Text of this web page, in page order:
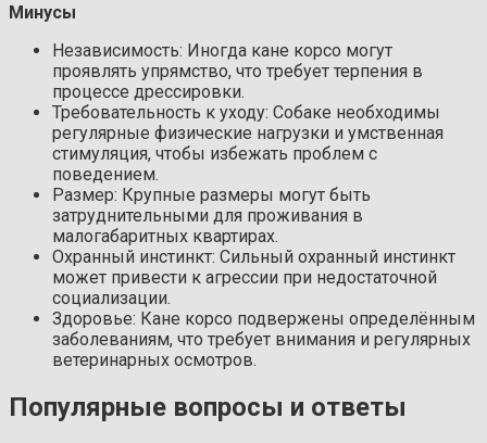
Минусы
Независимость: Иногда кане корсо могут
проявлять упрямство, что требует терпения в
процессе дрессировки.
Требовательность к уходу: Собаке необходимы
регулярные физические нагрузки и умственная
стимуляция, чтобы избежать проблем с
поведением.
Размер: Крупные размеры могут быть
затруднительными для проживания в
малогабаритных квартирах.
Охранный инстинкт: Сильный охранный инстинкт
может привести к агрессии при недостаточной
социализации.
Здоровье: Кане корсо подвержены определённым
заболеваниям, что требует внимания и регулярных
ветеринарных осмотров.
Популярные вопросы и ответы